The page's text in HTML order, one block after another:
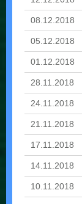
08.12.2018
05.12.2018
01.12.2018
28.11.2018
24.11.2018
21.11.2018
17.11.2018
14.11.2018
10.11.2018